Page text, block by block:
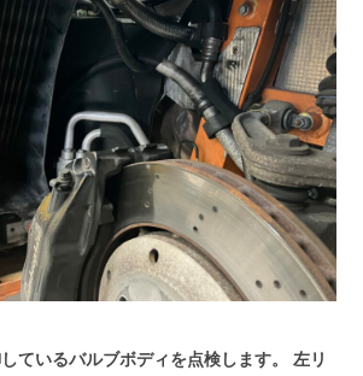
ているバルブボディを点検します。
左リ